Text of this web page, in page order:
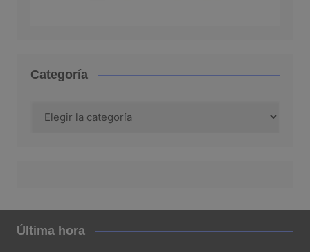
Categoría
Última hora